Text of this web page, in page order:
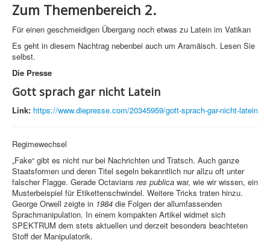
Zum Themenbereich 2.
Für einen geschmeidigen Übergang noch etwas zu Latein im Vatikan
Es geht in diesem Nachtrag nebenbei auch um Aramäisch. Lesen Sie
selbst.
Die Presse
Gott sprach gar nicht Latein
Link: https://www.diepresse.com/20345959/gott-sprach-gar-nicht-latein
Regimewechsel
„Fake“ gibt es nicht nur bei Nachrichten und Tratsch. Auch ganze
Staatsformen und deren Titel segeln bekanntlich nur allzu oft unter
falscher Flagge. Gerade Octavians res publica war, wie wir wissen, ein
Musterbeispiel für Etikettenschwindel. Weitere Tricks traten hinzu.
George Orwell zeigte in 1984 die Folgen der allumfassenden
Sprachmanipulation. In einem kompakten Artikel widmet sich
SPEKTRUM dem stets aktuellen und derzeit besonders beachteten
Stoff der Manipulatorik.